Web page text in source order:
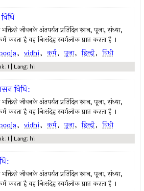
भक्तिसे जीवनके अंतपर्यंत प्रतिदिन स्नान, पूजा, संध्या,
करता है वह निःसंदेह स्वर्गलोक प्राप्त करता है ।
, vidhi, कर्म, पूजा, हिन्दी, विधी
1 | Lang: hi
विधि:
भक्तिसे जीवनके अंतपर्यंत प्रतिदिन स्नान, पूजा, संध्या,
करता है वह निःसंदेह स्वर्गलोक प्राप्त करता है ।
, vidhi, कर्म, पूजा, हिन्दी, विधी
1 | Lang: hi
भक्तिसे जीवनके अंतपर्यंत प्रतिदिन स्नान, पूजा, संध्या,
करता है वह निःसंदेह स्वर्गलोक प्राप्त करता है ।